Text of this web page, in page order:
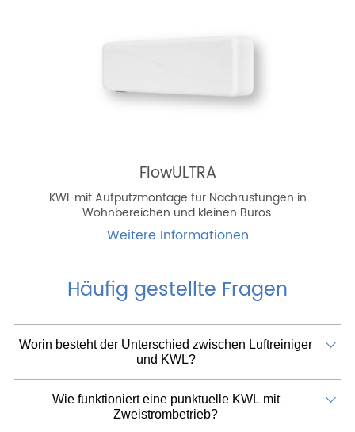
FlowULTRA
KWL mit Aufputzmontage für Nachrüstungen in
Wohnbereichen und kleinen Büros.
Weitere Informationen
Häufig gestellte Fragen
Worin besteht der Unterschied zwischen Luftreiniger
und KWL?
Wie funktioniert eine punktuelle KWL mit
Zweistrombetrieb?